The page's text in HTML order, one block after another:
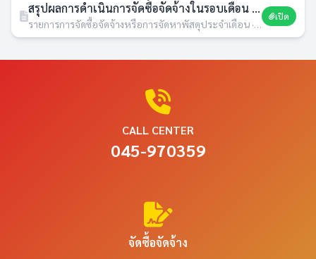
สรุปผลการดำเนินการจัดซื้อจัดจ้างในรอบเดือน มีนาคม 2569 ตามแบบ สขร.1 ประจำปีงบประมาณ พ.ศ.2569
รายการการจัดซื้อจัดจ้างหรือการจัดหาพัสดุประจำเดือน · 01 เม.ย. 2569 · 3 ดาวน์โหลด
เปิด
CALL CENTER
045-970359
จัดซื้อจัดจ้าง